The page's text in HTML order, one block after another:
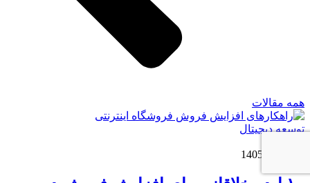
همه مقالات
توسعه دیجیتال